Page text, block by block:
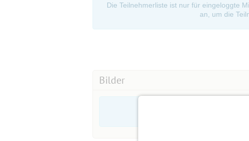
Euer Rock44 Team 👋
dem Treppenaufgang) für Euch reserviert
mit Bar, gemütlicher Loungeecke,
Die Teilnehmerliste ist nur für eingeloggte
an, um die
Bilder